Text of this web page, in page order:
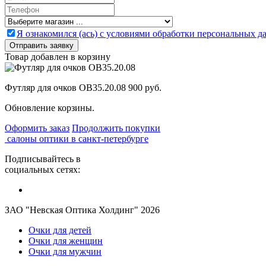
Я ознакомился (ась) с условиями обработки персональных
Товар добавлен в корзину
Футляр для очков OB35.20.08 900 руб.
Обновление корзины.
Оформить заказ Продолжить покупки
салоны оптики в санкт-петербурге
Подписывайтесь в
социальных сетях:
ЗАО "Невская Оптика Холдинг" 2026
Очки для детей
Очки для женщин
Очки для мужчин